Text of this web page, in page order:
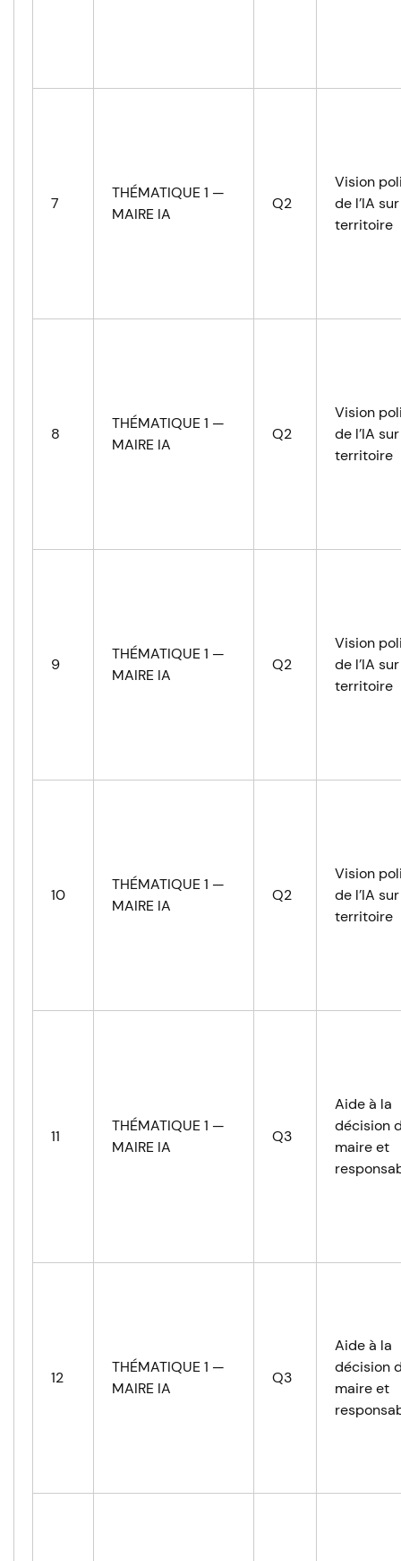
7
THÉMATIQUE 1 —
MAIRE IA
Q2
Vision
de l’IA
territoire
8
THÉMATIQUE 1 —
MAIRE IA
Q2
Vision
de l’IA
territoire
9
THÉMATIQUE 1 —
MAIRE IA
Q2
Vision
de l’IA
territoire
10
THÉMATIQUE 1 —
MAIRE IA
Q2
Vision
de l’IA
territoire
11
THÉMATIQUE 1 —
MAIRE IA
Q3
Aide à la
décision
maire et
12
THÉMATIQUE 1 —
MAIRE IA
Q3
Aide à la
décision
maire et